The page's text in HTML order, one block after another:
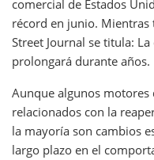
comercial de Estados
récord en junio.
Street Journal se titula:
prolongará durante años.
Aunque algunos motores
relacionados con la
la mayoría son cambios
largo plazo en el